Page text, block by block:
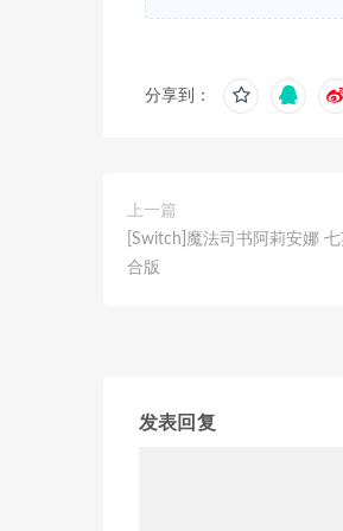
分享到：
上一篇
[Switch]魔法司书阿莉安娜
合版
发表回复